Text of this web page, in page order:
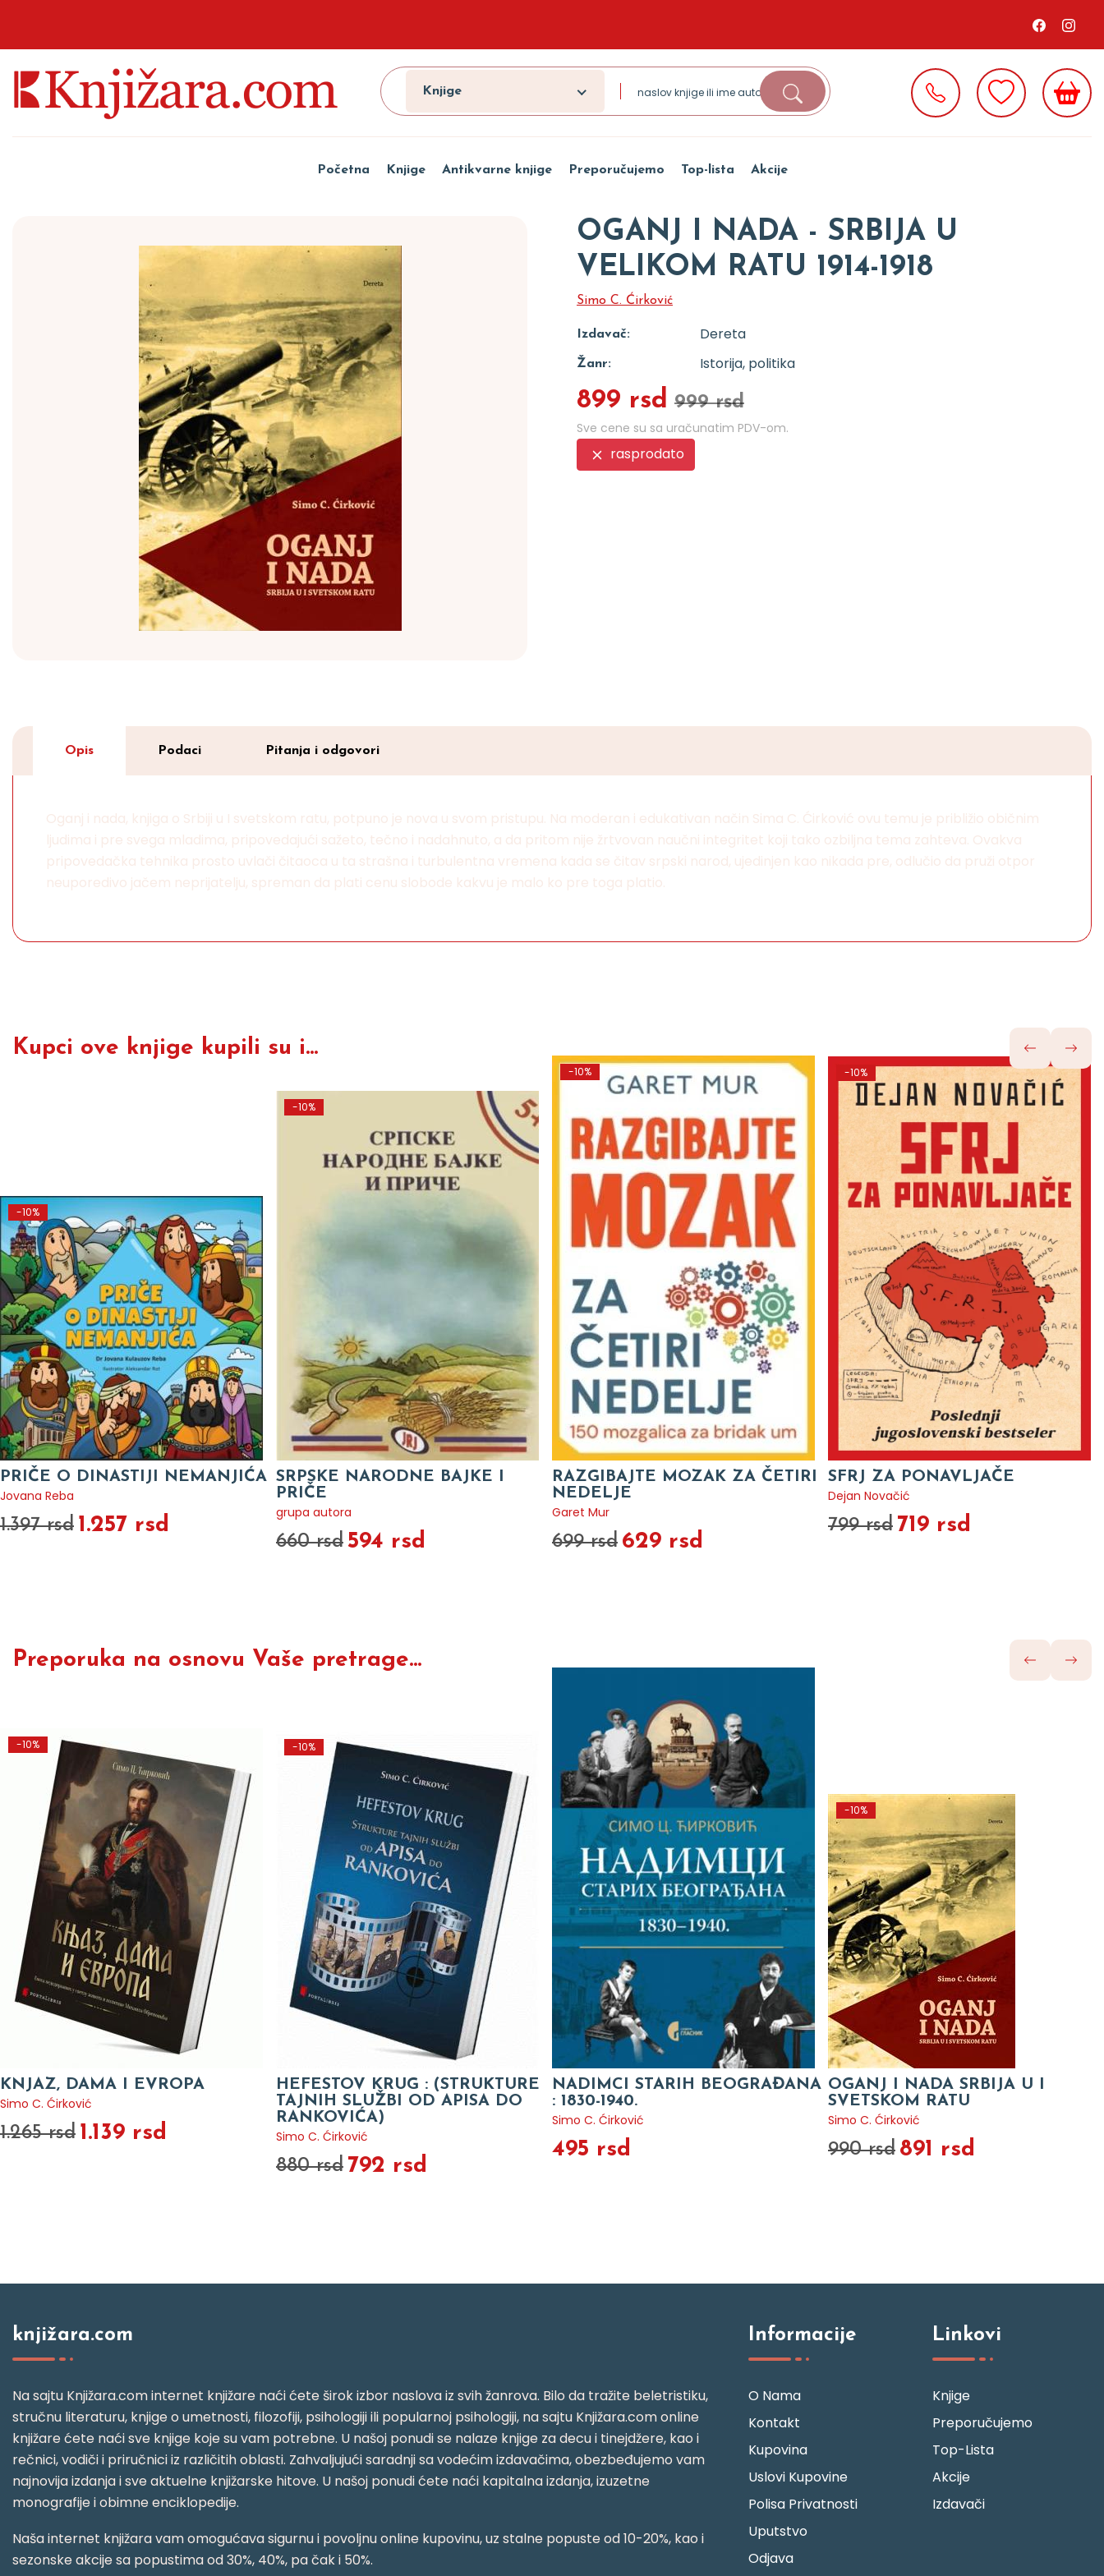
Knjige
Početna Knjige Antikvarne knjige Preporučujemo Top-lista Akcije
OGANJ I NADA - SRBIJA U
VELIKOM RATU 1914-1918
Simo C. Ćirković
Izdavač: Dereta
Žanr: Istorija, politika
899 rsd 999 rsd
Sve cene su sa uračunatim PDV-om.
rasprodato
Opis Podaci Pitanja i odgovori
Oganj i nada, knjiga o Srbiji u I svetskom ratu, potpuno je nova u svom pristupu. Na moderan i edukativan način Sima C. Ćirković ovu temu je približio običnim
ljudima i pre svega mladima, pripovedajući sažeto, tečno i nadahnuto, a da pritom nije žrtvovan naučni integritet koji tako ozbiljna tema zahteva. Ovakva
pripovedačka tehnika prosto uvlači čitaoca u ta strašna i turbulentna vremena kada se čitav srpski narod, ujedinjen kao nikada pre, odlučio da pruži otpor
neuporedivo jačem neprijatelju, spreman da plati cenu slobode kakvu je malo ko pre toga platio.
Kupci ove knjige kupili su i...
-10%
PRIČE O DINASTIJI NEMANJIĆA
Jovana Reba
1.397 rsd 1.257 rsd
-10%
SRPSKE NARODNE BAJKE I
PRIČE
grupa autora
660 rsd 594 rsd
-10%
RAZGIBAJTE MOZAK ZA ČETIRI
NEDELJE
Garet Mur
699 rsd 629 rsd
-10%
SFRJ ZA PONAVLJAČE
Dejan Novačić
799 rsd 719 rsd
Preporuka na osnovu Vaše pretrage...
-10%
KNJAZ, DAMA I EVROPA
Simo C. Ćirković
1.265 rsd 1.139 rsd
-10%
HEFESTOV KRUG : (STRUKTURE
TAJNIH SLUŽBI OD APISA DO
RANKOVIĆA)
Simo C. Ćirković
880 rsd 792 rsd
NADIMCI STARIH BEOGRAĐANA
: 1830-1940.
Simo C. Ćirković
495 rsd
-10%
OGANJ I NADA SRBIJA U I
SVETSKOM RATU
Simo C. Ćirković
990 rsd 891 rsd
knjižara.com
Na sajtu Knjižara.com internet knjižare naći ćete širok izbor naslova iz svih žanrova. Bilo da tražite beletristiku,
stručnu literaturu, knjige o umetnosti, filozofiji, psihologiji ili popularnoj psihologiji, na sajtu Knjižara.com online
knjižare ćete naći sve knjige koje su vam potrebne. U našoj ponudi se nalaze knjige za decu i tinejdžere, kao i
rečnici, vodiči i priručnici iz različitih oblasti. Zahvaljujući saradnji sa vodećim izdavačima, obezbeđujemo vam
najnovija izdanja i sve aktuelne knjižarske hitove. U našoj ponudi ćete naći kapitalna izdanja, izuzetne
monografije i obimne enciklopedije.
Naša internet knjižara vam omogućava sigurnu i povoljnu online kupovinu, uz stalne popuste od 10-20%, kao i
sezonske akcije sa popustima od 30%, 40%, pa čak i 50%.
Informacije
O Nama
Kontakt
Kupovina
Uslovi Kupovine
Polisa Privatnosti
Uputstvo
Odjava
Linkovi
Knjige
Preporučujemo
Top-Lista
Akcije
Izdavači